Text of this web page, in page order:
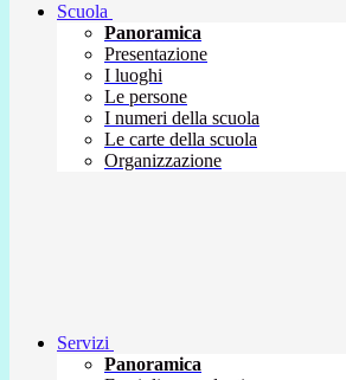
Scuola
Panoramica
Presentazione
I luoghi
Le persone
I numeri della scuola
Le carte della scuola
Organizzazione
Servizi
Panoramica